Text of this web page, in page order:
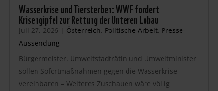
Wasserkrise und Tiersterben: WWF fordert
Krisengipfel zur Rettung der Unteren Lobau
Juli 27, 2026 | Österreich, Politische Arbeit, Presse-
Aussendung
Bürgermeister, Umweltstadträtin und Umweltminister
sollen Sofortmaßnahmen gegen die Wasserkrise
vereinbaren – Weiteres Zuschauen wäre völlig